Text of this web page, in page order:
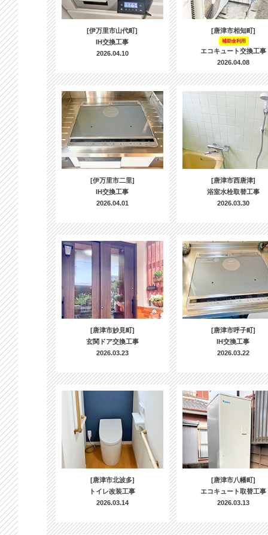
[伊万里市山代町]
IH交換工事
2026.04.10
[唐津市相知町]
補助金利用
エコキュート交換工事
2026.04.08
[伊万里市二里]
IH交換工事
2026.04.01
[唐津市西唐津]
浴室水栓取替工事
2026.03.30
[唐津市妙見町]
玄関ドア交換工事
2026.03.23
[唐津市呼子町]
IH交換工事
2026.03.22
[唐津市北波多]
トイレ改装工事
2026.03.14
[唐津市八幡町]
エコキュート取替工事
2026.03.13